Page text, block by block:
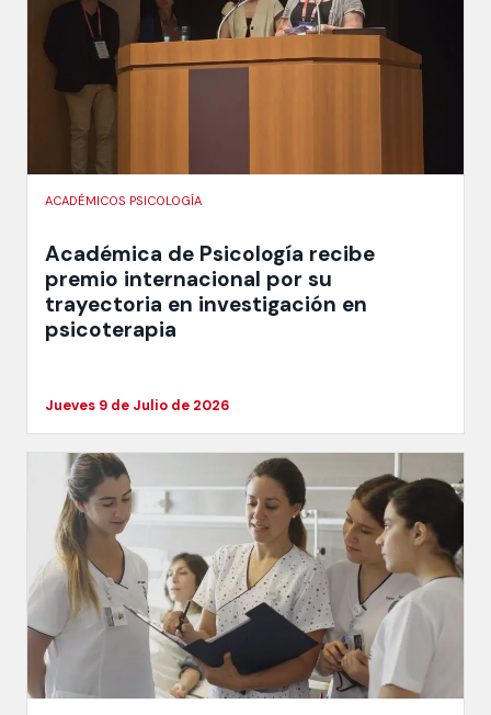
ACADÉMICOS PSICOLOGÍA
Académica de Psicología recibe
premio internacional por su
trayectoria en investigación en
psicoterapia
Jueves 9 de Julio de 2026